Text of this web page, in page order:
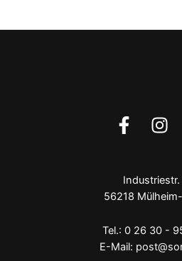
56218
Tel.: 0 26 30 -
E-Mail: